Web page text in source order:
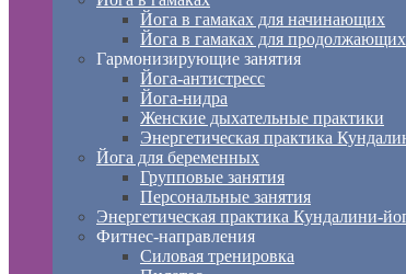
Йога в гамаках для начинающих
Йога в гамаках для продолжающих
Гармонизирующие занятия
Йога-антистресс
Йога-нидра
Женские дыхательные практики
Энергетическая практика
Йога для беременных
Групповые занятия
Персональные занятия
Энергетическая практика Кундалини-
Фитнес-направления
Силовая тренировка